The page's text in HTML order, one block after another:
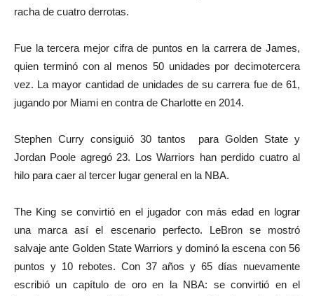
racha de cuatro derrotas.
Fue la tercera mejor cifra de puntos en la carrera de James,
quien terminó con al menos 50 unidades por decimotercera
vez. La mayor cantidad de unidades de su carrera fue de 61,
jugando por Miami en contra de Charlotte en 2014.
Stephen Curry consiguió 30 tantos para Golden State y
Jordan Poole agregó 23. Los Warriors han perdido cuatro al
hilo para caer al tercer lugar general en la NBA.
The King se convirtió en el jugador con más edad en lograr
una marca así el escenario perfecto. LeBron se mostró
salvaje ante Golden State Warriors y dominó la escena con 56
puntos y 10 rebotes. Con 37 años y 65 días nuevamente
escribió un capítulo de oro en la NBA: se convirtió en el